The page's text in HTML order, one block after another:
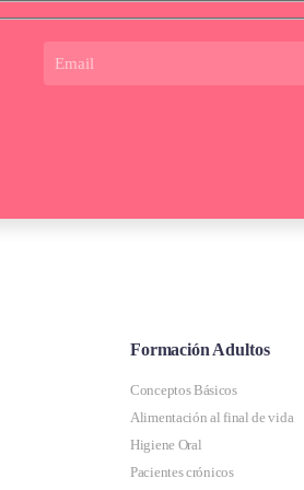
Formación Adultos
Conceptos Básicos
Alimentación al final de vida
Higiene Oral
Pacientes crónicos